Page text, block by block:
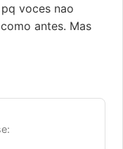
voces nao
antes. Mas